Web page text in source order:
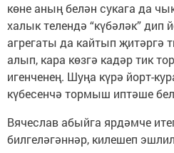
көне аның белән сукага да
халык телендә “күбәләк” дип
агрегаты да кайтып җитәргә
алып, кара көзгә кадәр тик
игенченең. Шуңа күрә йорт-
күбесенчә тормыш иптәше
Вячеслав абыйга ярдәмче
билгеләгәннәр, килешеп